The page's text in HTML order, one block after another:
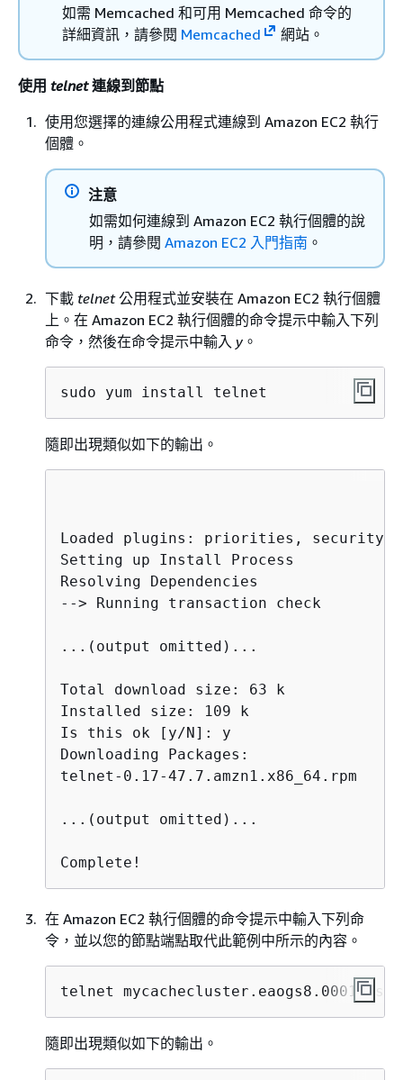
如需 Memcached 和可用 Memcached 命令的
詳細資訊，請參閱 Memcached 網站。
使用 telnet連線到節點
使用您選擇的連線公用程式連線到 Amazon EC2 執行
個體。
注意
如需如何連線到 Amazon EC2 執行個體的說
明，請參閱 Amazon EC2 入門指南 。
下載 telnet公用程式並安裝在 Amazon EC2 執行個體
上。在 Amazon EC2 執行個體的命令提示中輸入下列
命令，然後在命令提示中輸入 y 。
sudo yum install telnet
隨即出現類似如下的輸出。
Loaded plugins: priorities, security,
Setting up Install Process
Resolving Dependencies
--> Running transaction check
...(output omitted)...
Total download size: 63 k
Installed size: 109 k
Is this ok [y/N]: y
Downloading Packages:
telnet-0.17-
...(output omitted)...
在 Amazon EC2 執行個體的命令提示中輸入下列命
令，並以您的節點端點取代此範例中所示的內容。
telnet
隨即出現類似如下的輸出。